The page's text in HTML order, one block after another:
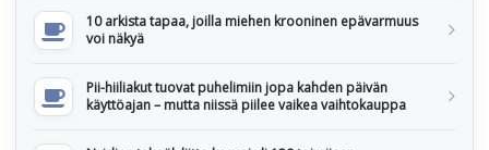
10 arkista tapaa, joilla miehen krooninen epävarmuus
voi näkyä
Pii-hiiliakut tuovat puhelimiin jopa kahden päivän
käyttöajan – mutta niissä piilee vaikea vaihtokauppa